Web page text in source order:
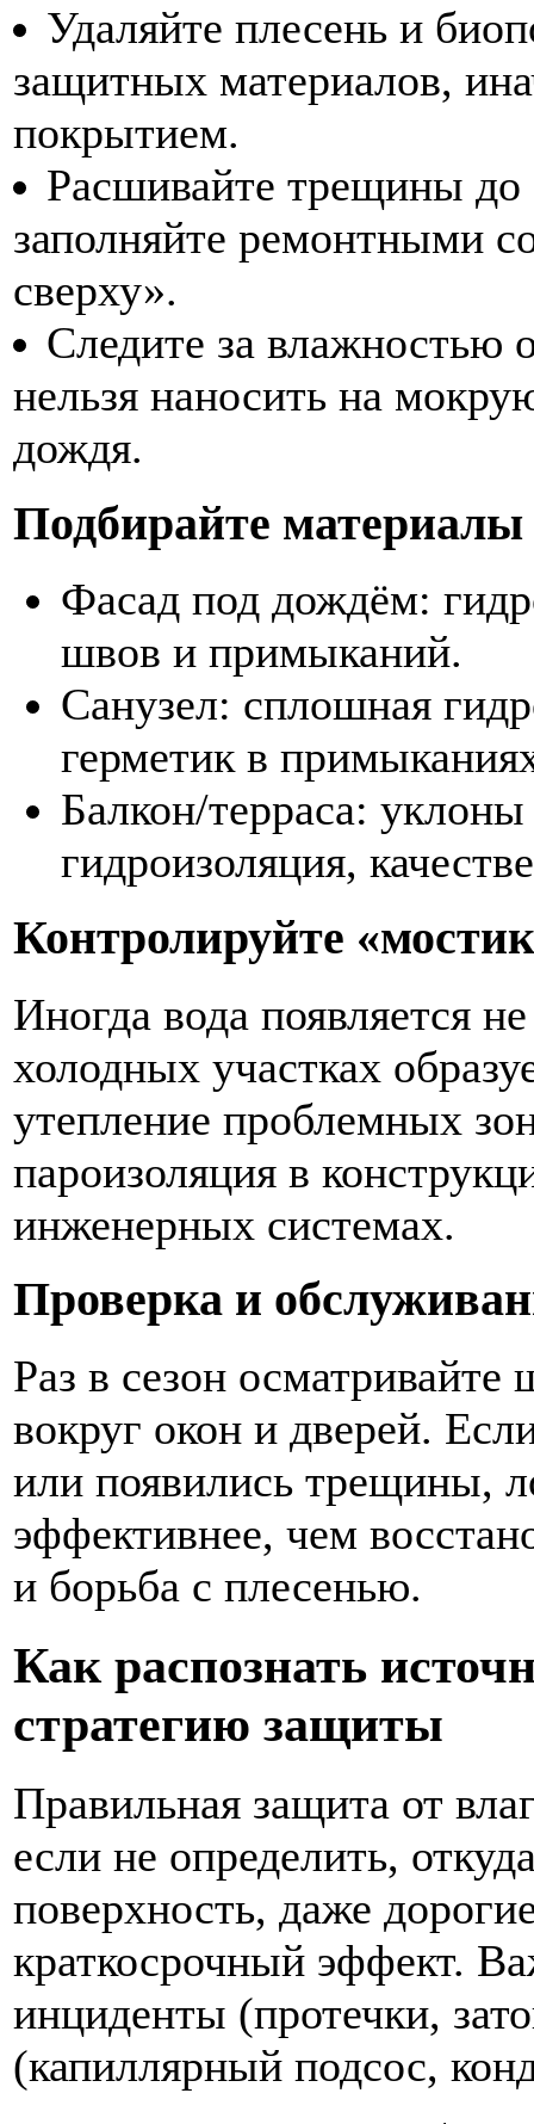
Удаляйте плесень и
защитных материалов,
покрытием.
Расшивайте трещины до
заполняйте ремонтными
сверху».
Следите за влажностью
нельзя наносить на
дождя.
Подбирайте материалы
Фасад под дождём:
швов и примыканий.
Санузел: сплошная
герметик в
Балкон/терраса:
гидроизоляция,
Контролируйте
Иногда вода появляется
холодных участках
утепление проблемных
пароизоляция в
инженерных системах.
Проверка и
Раз в сезон
вокруг окон и дверей.
или появились трещины,
эффективнее, чем
и борьба с плесенью.
Как распознать
стратегию защиты
Правильная защита от
если не определить,
поверхность, даже
краткосрочный эффект.
инциденты (протечки,
(капиллярный подсос,